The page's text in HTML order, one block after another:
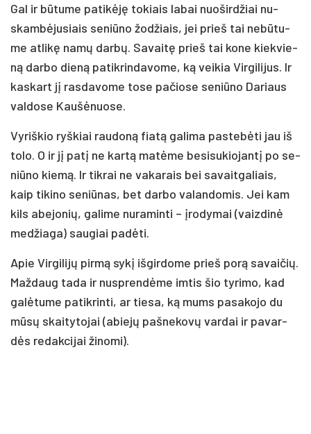
Gal ir bū­tu­me pa­ti­kė­ję to­kiais la­bai nuo­šir­džiai nu­
skam­bė­ju­siais se­niū­no žo­džiais, jei prieš tai ne­bū­tu­
me at­li­kę na­mų dar­bų. Sa­vai­tę prieš tai ko­ne kiek­vie­
ną dar­bo die­ną pa­tik­rin­da­vo­me, ką vei­kia Vir­gi­li­jus. Ir
kas­kart jį ras­da­vo­me to­se pa­čio­se se­niū­no Da­riaus
val­do­se Kau­šė­nuo­se.
Vy­riš­kio ryš­kiai rau­do­ną fia­tą ga­li­ma pa­ste­bė­ti jau iš
to­lo. O ir jį pa­tį ne kar­tą ma­tė­me be­si­su­kio­jan­tį po se­
niū­no kie­mą. Ir tik­rai ne va­ka­rais bei sa­vait­ga­liais,
kaip ti­ki­no se­niū­nas, bet dar­bo va­lan­do­mis. Jei kam
kils abe­jo­nių, ga­li­me nu­ra­min­ti – įro­dy­mai (vaiz­di­nė
me­džia­ga) sau­giai pa­dė­ti.
Apie Vir­gi­li­jų pir­mą sy­kį iš­gir­do­me prieš po­rą sa­vai­čių.
Maž­daug ta­da ir nu­spren­dė­me im­tis šio ty­ri­mo, kad
ga­lė­tu­me pa­tik­rin­ti, ar tie­sa, ką mums pa­sa­ko­jo du
mū­sų skai­ty­to­jai (abie­jų pa­šne­ko­vų var­dai ir pa­var­
dės re­dak­ci­jai ži­no­mi).